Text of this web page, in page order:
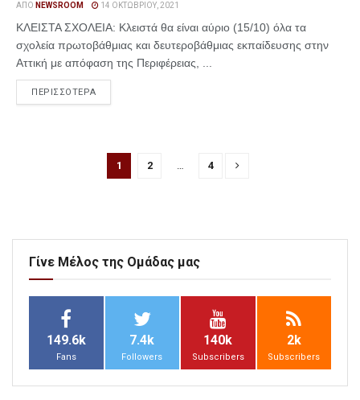
ΑΠΌ NEWSROOM 14 ΟΚΤΩΒΡΊΟΥ, 2021
ΚΛΕΙΣΤΑ ΣΧΟΛΕΙΑ: Κλειστά θα είναι αύριο (15/10) όλα τα
σχολεία πρωτοβάθμιας και δευτεροβάθμιας εκπαίδευσης στην
Αττική με απόφαση της Περιφέρειας, ...
ΠΕΡΙΣΣΟΤΕΡΑ
1 2 … 4
Γίνε Μέλος της Ομάδας μας
149.6k
Fans
7.4k
Followers
140k
Subscribers
2k
Subscribers